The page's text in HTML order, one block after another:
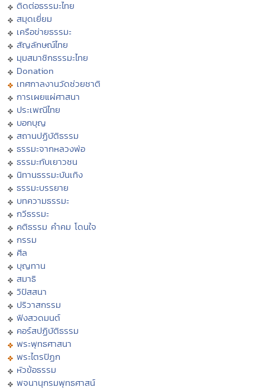
ติดต่อธรรมะไทย
สมุดเยี่ยม
เครือข่ายธรรมะ
สัญลักษณ์ไทย
มุมสมาชิกธรรมะไทย
Donation
เทศกาลงานวัดช่วยชาติ
การเผยแผ่ศาสนา
ประเพณีไทย
บอกบุญ
สถานปฏิบัติธรรม
ธรรมะจากหลวงพ่อ
ธรรมะกับเยาวชน
นิทานธรรมะบันเทิง
ธรรมะบรรยาย
บทความธรรมะ
กวีธรรมะ
คติธรรม คำคม โดนใจ
กรรม
ศีล
บุญทาน
สมาธิ
วิปัสสนา
ปริวาสกรรม
ฟังสวดมนต์
คอร์สปฏิบัติธรรม
พระพุทธศาสนา
พระไตรปิฏก
หัวข้อธรรม
พจนานุกรมพุทธศาสน์